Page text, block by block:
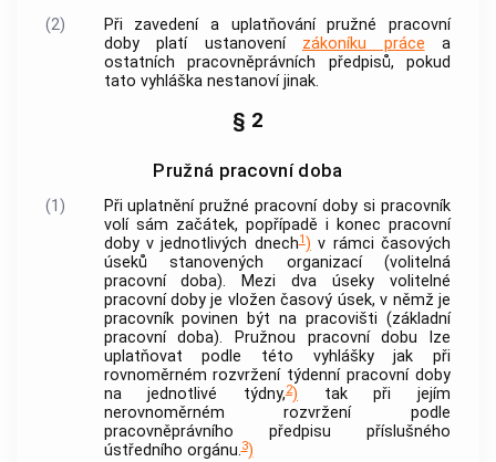
(2)
Při zavedení a uplatňování pružné pracovní
doby platí ustanovení zákoníku práce a
ostatních pracovněprávních předpisů, pokud
tato vyhláška nestanoví jinak.
§ 2
Pružná pracovní doba
(1)
Při uplatnění pružné pracovní doby si pracovník
volí sám začátek, popřípadě i konec pracovní
doby v jednotlivých dnech1) v rámci časových
úseků stanovených organizací (volitelná
pracovní doba). Mezi dva úseky volitelné
pracovní doby je vložen časový úsek, v němž je
pracovník povinen být na pracovišti (základní
pracovní doba). Pružnou pracovní dobu lze
uplatňovat podle této vyhlášky jak při
rovnoměrném rozvržení týdenní pracovní doby
na jednotlivé týdny,2) tak při jejím
nerovnoměrném rozvržení podle
pracovněprávního předpisu příslušného
ústředního orgánu.3)